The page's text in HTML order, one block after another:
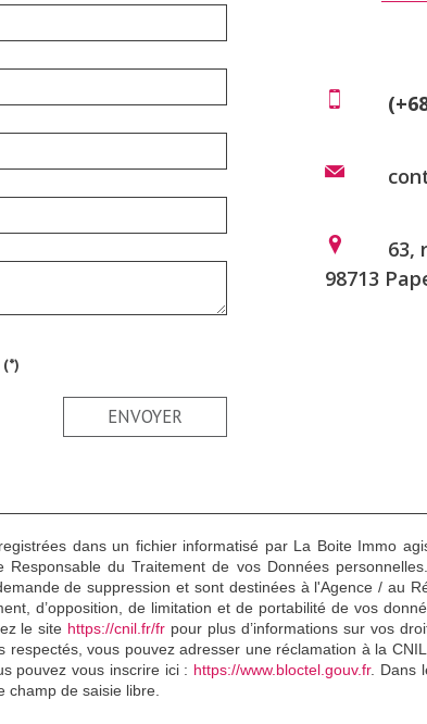
ENVOYER
63,
98713
dans un fichier informatisé par La Boite Immo
du Traitement de vos Données
de suppression et sont destinées à l'Agence / au
d’opposition, de limitation et de portabilité de vos
le site https://cnil.fr/fr pour plus d’informations sur vos
vous pouvez adresser une réclamation à la
pouvez vous inscrire ici : https://www.bloctel.gouv.fr. Dans
champ de saisie libre.